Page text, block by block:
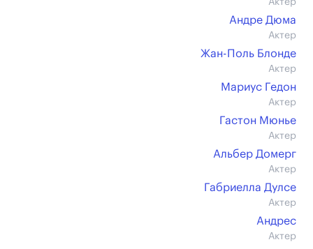
Актер
Андре Дюма
Актер
Жан-Поль Блонде
Актер
Мариус Гедон
Актер
Гастон Мюнье
Актер
Альбер Домерг
Актер
Габриелла Дулсе
Актер
Андрес
Актер